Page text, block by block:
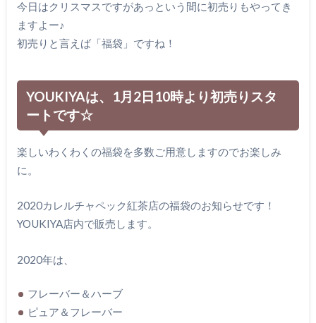
今日はクリスマスですがあっという間に初売りもやってき
ますよー♪
初売りと言えば「福袋」ですね！
YOUKIYAは、1月2日10時より初売りスタ
ートです☆
楽しいわくわくの福袋を多数ご用意しますのでお楽しみ
に。
2020カレルチャペック紅茶店の福袋のお知らせです！
YOUKIYA店内で販売します。
2020年は、
フレーバー＆ハーブ
ピュア＆フレーバー